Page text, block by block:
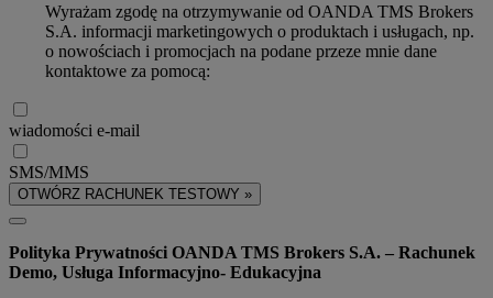
Wyrażam zgodę na otrzymywanie od OANDA TMS Brokers
S.A. informacji marketingowych o produktach i usługach, np.
o nowościach i promocjach na podane przeze mnie dane
kontaktowe za pomocą:
wiadomości e-mail
SMS/MMS
OTWÓRZ RACHUNEK TESTOWY »
Polityka Prywatności OANDA TMS Brokers S.A. – Rachunek
Demo, Usługa Informacyjno- Edukacyjna